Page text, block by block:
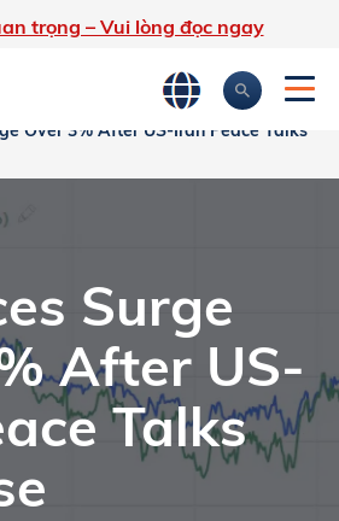
trọng – Vui lòng đọc ngay
Tin tức thị trường & Thông tin
Over 3% After US-Iran Peace Talks
Surge
After US-
Talks